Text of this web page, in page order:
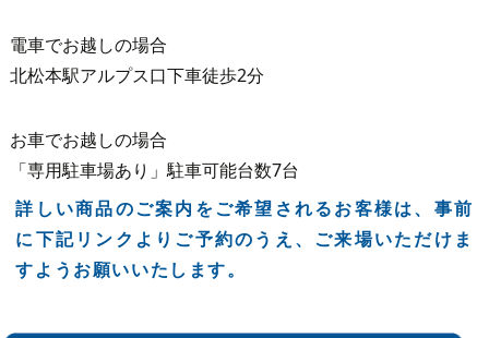
電車でお越しの場合
北松本駅アルプス口下車徒歩2分
お車でお越しの場合
「専用駐車場あり」駐車可能台数7台
詳しい商品のご案内をご希望されるお客様は、事前
に下記リンクよりご予約のうえ、ご来場いただけま
すようお願いいたします。